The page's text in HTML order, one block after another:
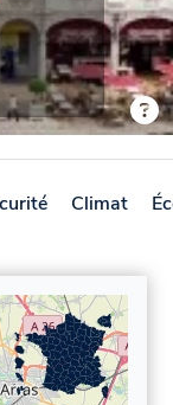
Climat